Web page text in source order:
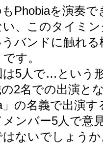
Phobiaを演奏
、このタイミ
バンドに触れ
す。
は5人で…という
2名での出演と
の名義で出演
ンバー5人で意
ないでしょう